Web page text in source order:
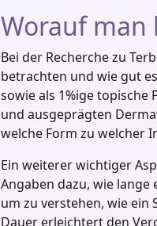
Worauf man
Bei der Recherche zu
betrachten und wie gut
sowie als 1%ige topische
und ausgeprägten
welche Form zu welcher
Ein weiterer wichtiger
Angaben dazu, wie
um zu verstehen, wie
Dauer erleichtert den